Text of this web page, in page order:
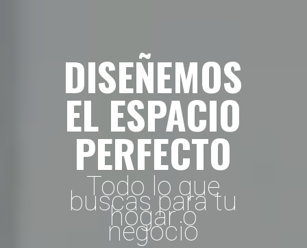
DISEÑEMOS
EL ESPACIO
PERFECTO
Todo lo que
buscas para tu
hogar o
negocio